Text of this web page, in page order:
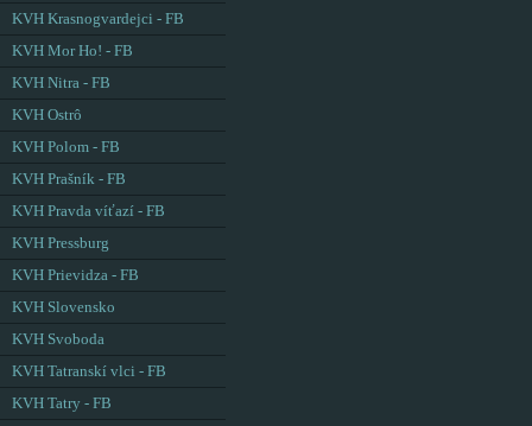
KVH Krasnogvardejci - FB
KVH Mor Ho! - FB
KVH Nitra - FB
KVH Ostrô
KVH Polom - FB
KVH Prašník - FB
KVH Pravda víťazí - FB
KVH Pressburg
KVH Prievidza - FB
KVH Slovensko
KVH Svoboda
KVH Tatranskí vlci - FB
KVH Tatry - FB